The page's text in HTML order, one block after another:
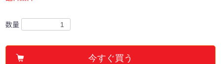
数量
今すぐ買う